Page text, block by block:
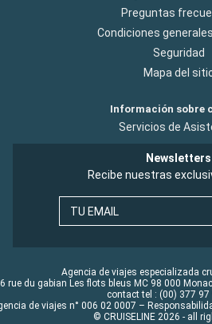
Preguntas
Condiciones
Seguridad
Mapa del
Información sobre
Servicios de
Newsletters
Recibe nuestras
TU EMAIL
Agencia de viajes especializada
rue du gabian Les flots bleus MC 98 000
contact tel : (00) 377 97
de viajes n° 006 02 0007 –
© CRUISELINE 2026 - all